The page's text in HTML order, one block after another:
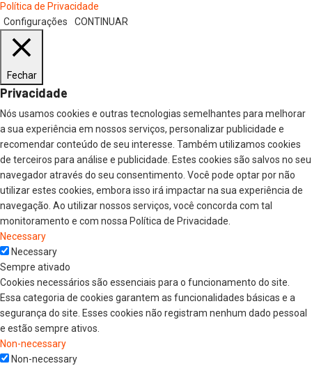
Política de Privacidade
Configurações
CONTINUAR
Fechar
Privacidade
Nós usamos cookies e outras tecnologias semelhantes para melhorar
a sua experiência em nossos serviços, personalizar publicidade e
recomendar conteúdo de seu interesse. Também utilizamos cookies
de terceiros para análise e publicidade. Estes cookies são salvos no seu
navegador através do seu consentimento. Você pode optar por não
utilizar estes cookies, embora isso irá impactar na sua experiência de
navegação. Ao utilizar nossos serviços, você concorda com tal
monitoramento e com nossa Política de Privacidade.
Necessary
Necessary
Sempre ativado
Cookies necessários são essenciais para o funcionamento do site.
Essa categoria de cookies garantem as funcionalidades básicas e a
segurança do site. Esses cookies não registram nenhum dado pessoal
e estão sempre ativos.
Non-necessary
Non-necessary